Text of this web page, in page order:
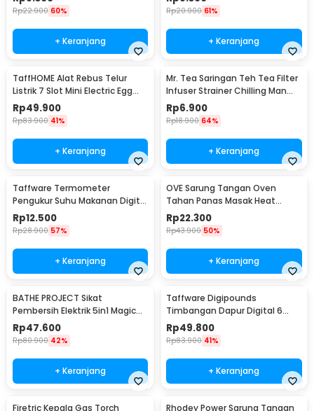
Rp22.900 60%
+ Keranjang
Rp20.900 61%
+ Keranjang
TaffHOME Alat Rebus Telur
Listrik 7 Slot Mini Electric Egg
Cooker 350W - YS-203
Rp49.900
Rp83.900 41%
+ Keranjang
Mr. Tea Saringan Teh Tea Filter
Infuser Strainer Chilling Man
Silicon - MR03
Rp6.900
Rp18.900 64%
+ Keranjang
Taffware Termometer
Pengukur Suhu Makanan Digital
Daging Kopi Susu - TP101
Rp12.500
Rp28.900 57%
+ Keranjang
OVE Sarung Tangan Oven
Tahan Panas Masak Heat
Resistant Gloves - 540F
Rp22.300
Rp43.900 50%
+ Keranjang
BATHE PROJECT Sikat
Pembersih Elektrik 5in1 Magic
Brush Rechargeable - WQ8110
Rp47.600
Rp80.900 42%
+ Keranjang
Taffware Digipounds
Timbangan Dapur Digital 6
Satuan 1kg 0.1g - i2000
Rp49.800
Rp83.900 41%
+ Keranjang
Firetric Kepala Gas Torch Rhodey Power Sarung Tangan